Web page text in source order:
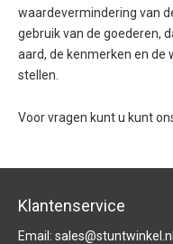
waardevermindering van
gebruik van de goederen,
aard, de kenmerken en de
stellen.
Voor vragen kunt u kunt
Klantenservice
Email: sales@stuntwinkel.nl